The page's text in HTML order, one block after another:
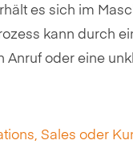
es sich im
kann durch
Anruf oder eine
Sales oder